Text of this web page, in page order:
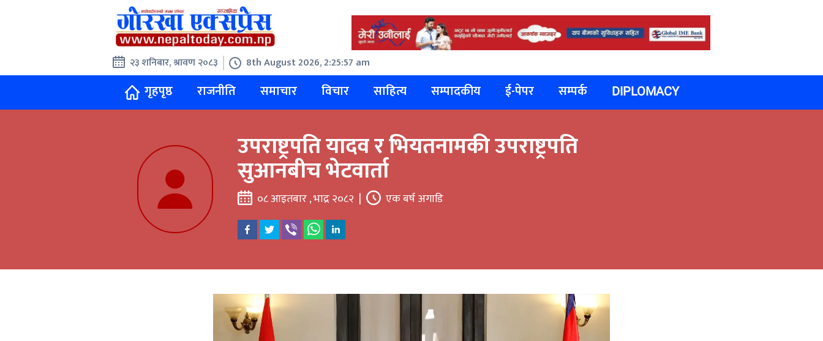
२३ शनिबार, श्रावण २०८३ 8th August 2026, 2:25:58 am
गृहपृष्ठ राजनीति समाचार विचार साहित्य सम्पादकीय ई-पेपर सम्पर्क DIPLOMACY
उपराष्ट्रपति यादव र भियतनामकी उपराष्ट्रपति
सुआनबीच भेटवार्ता
०८ आइतबार , भाद्र २०८२ | एक बर्ष अगाडि